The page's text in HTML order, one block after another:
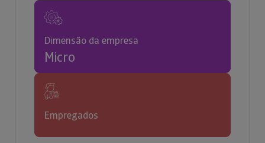
Dimensão da empresa
Micro
Empregados